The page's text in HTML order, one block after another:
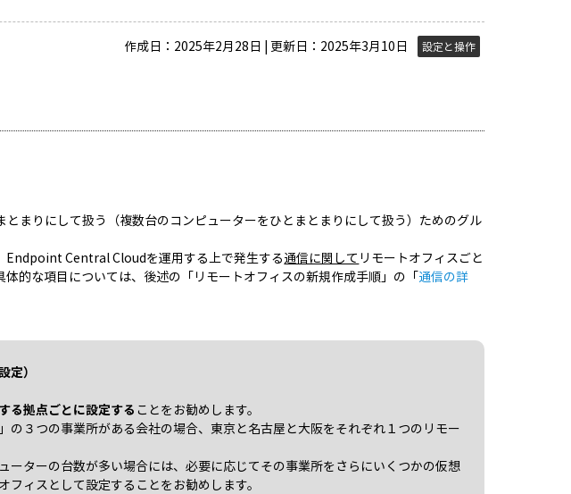
作成日：2025年2月28日 | 更新日：2025年3月10日 設定と操作
まりにして扱う（複数台のコンピューターをひとまとまりにして扱う）ためのグル
Endpoint Central Cloudを運用する上で発生する通信に関して リモートオフィスごと
的な項目については、後述の「リモートオフィスの新規作成手順」の「通信の詳
定）
る拠点ごとに設定する ことをお勧めします。
の３つの事業所がある会社の場合、東京と名古屋と大阪をそれぞれ１つのリモー
ーターの台数が多い場合には、必要に応じてその事業所をさらにいくつかの仮想
ィスとして設定することをお勧めします。